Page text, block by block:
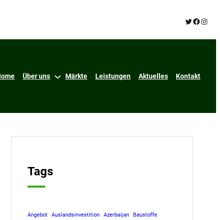
Twitter
Über uns Märkte Leistungen Aktuelles Kontakt
Tags
Angebot Auslandsinvestition Azerbaijan
Baustoffe